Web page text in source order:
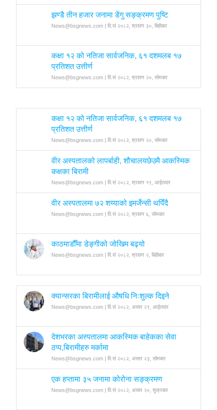
झण्डै तीन हजार जनामा डेंगु सङ्क्रमण पुष्टि
News@bsgnews.com | वि.सं २०८२, श्रावण ३०, बिहीबार
कक्षा १२ को नतिजा सार्वजनिक, ६१ दशमलब १७
प्रतिशत उत्तीर्ण
News@bsgnews.com | वि.सं २०८२, श्रावण २०, सोमबार
कक्षा १२ को नतिजा सार्वजनिक, ६१ दशमलब १७
प्रतिशत उत्तीर्ण
News@bsgnews.com | वि.सं २०८२, श्रावण २०, सोमबार
वीर अस्पतालको लापर्बाही, शौचालयछेउमै आकस्मिक
कक्षका बिरामी
News@bsgnews.com | वि.सं २०८२, श्रावण १९, आईतवार
वीर अस्पतालमा ७२ शय्याको इमर्जेन्सी थपिँदै
News@bsgnews.com | वि.सं २०८२, श्रावण ६, सोमबार
काठमाडौँमा डेङ्गीको जोखिम बढ्यो
News@bsgnews.com | वि.सं २०८२, श्रावण २, बिहीबार
क्यान्सरका बिरामीलाई औषधि निःशुल्क दिइने
News@bsgnews.com | वि.सं २०८२, असार २९, आईतवार
देशभरका अस्पतालमा आकस्मिक बाहेकका सेवा
ठप्प,बिरामीहरु मर्कामा
News@bsgnews.com | वि.सं २०८२, असार २३, सोमबार
एक हप्तामा ३५ जनामा कोरोना सङ्क्रमण
News@bsgnews.com | वि.सं २०८२, असार २०, शुक्रबार